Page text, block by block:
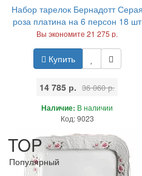
Набор тарелок Бернадотт
роза платина на 6 персон 18 шт
Вы экономите 21 275 р.
Купить
14 785 р. 36 060 р.
Наличие: В наличии
Код: 9023
TOP
Популярный